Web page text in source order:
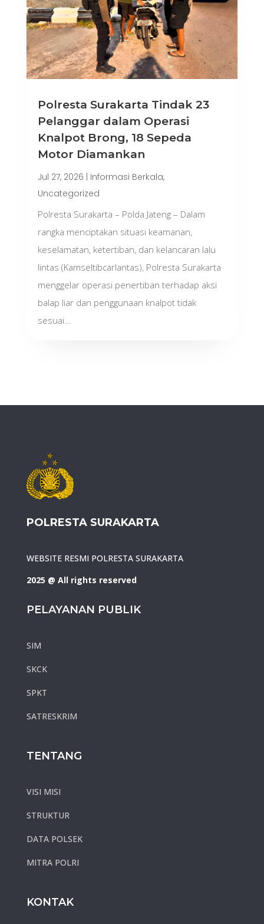
Polresta Surakarta Tindak 23
Pelanggar dalam Operasi
Knalpot Brong, 18 Sepeda
Motor Diamankan
Jul 27, 2026 | Informasi Berkala,
Uncategorized
Polresta Surakarta – Polda Jateng – Dalam
rangka menciptakan situasi keamanan,
keselamatan, ketertiban, dan kelancaran lalu
lintas (Kamseltibcarlantas), Polresta Surakarta
menggelar operasi penertiban terhadap aksi
balap liar dan penggunaan knalpot tidak
sesuai...
POLRESTA SURAKARTA
WEBSITE RESMI POLRESTA SURAKARTA
2025 @ All rights reserved
PELAYANAN PUBLIK
SIM
SKCK
SPKT
SATRESKRIM
TENTANG
VISI MISI
STRUKTUR
DATA POLSEK
MITRA POLRI
KONTAK